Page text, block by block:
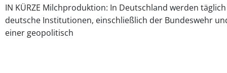
IN KÜRZE Milchproduktion: In Deutschland werden
deutsche Institutionen, einschließlich der Bundeswehr
einer geopolitisch